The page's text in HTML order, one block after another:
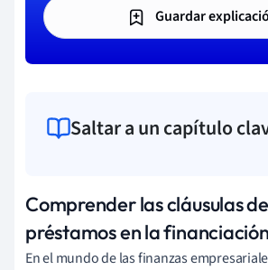
Guardar
Saltar a un capítulo
Comprender las cláusulas
préstamos en la
En el mundo de las finanzas